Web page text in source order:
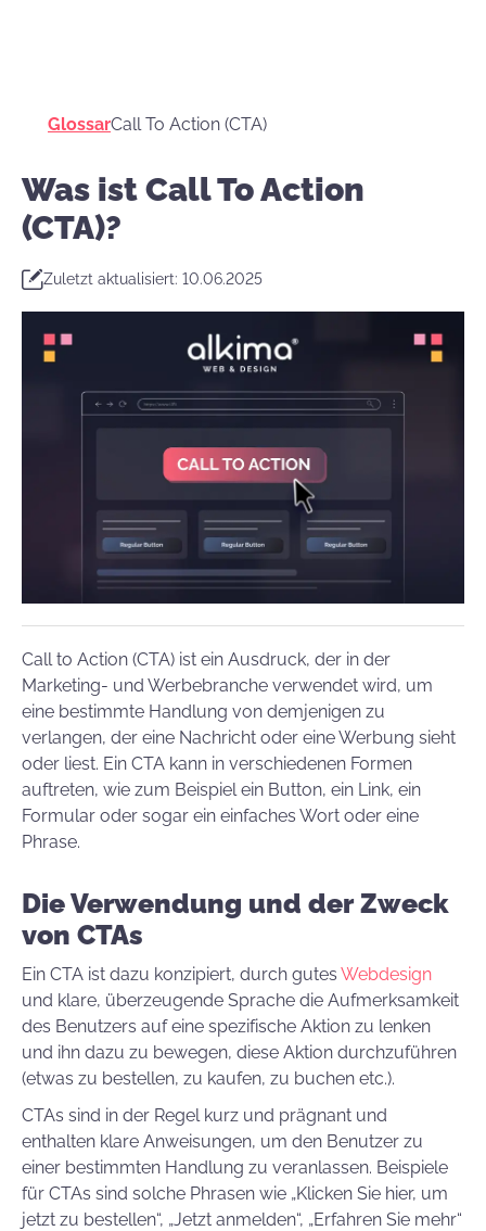
GlossarCall To Action (CTA)
Was ist Call To Action
(CTA)?
Zuletzt aktualisiert: 10.06.2025
Call to Action (CTA) ist ein Ausdruck, der in der
Marketing- und Werbebranche verwendet wird, um
eine bestimmte Handlung von demjenigen zu
verlangen, der eine Nachricht oder eine Werbung sieht
oder liest. Ein CTA kann in verschiedenen Formen
auftreten, wie zum Beispiel ein Button, ein Link, ein
Formular oder sogar ein einfaches Wort oder eine
Phrase.
Die Verwendung und der Zweck
von CTAs
Ein CTA ist dazu konzipiert, durch gutes Webdesign
und klare, überzeugende Sprache die Aufmerksamkeit
des Benutzers auf eine spezifische Aktion zu lenken
und ihn dazu zu bewegen, diese Aktion durchzuführen
(etwas zu bestellen, zu kaufen, zu buchen etc.).
CTAs sind in der Regel kurz und prägnant und
enthalten klare Anweisungen, um den Benutzer zu
einer bestimmten Handlung zu veranlassen. Beispiele
für CTAs sind solche Phrasen wie „Klicken Sie hier, um
jetzt zu bestellen“, „Jetzt anmelden“, „Erfahren Sie mehr“